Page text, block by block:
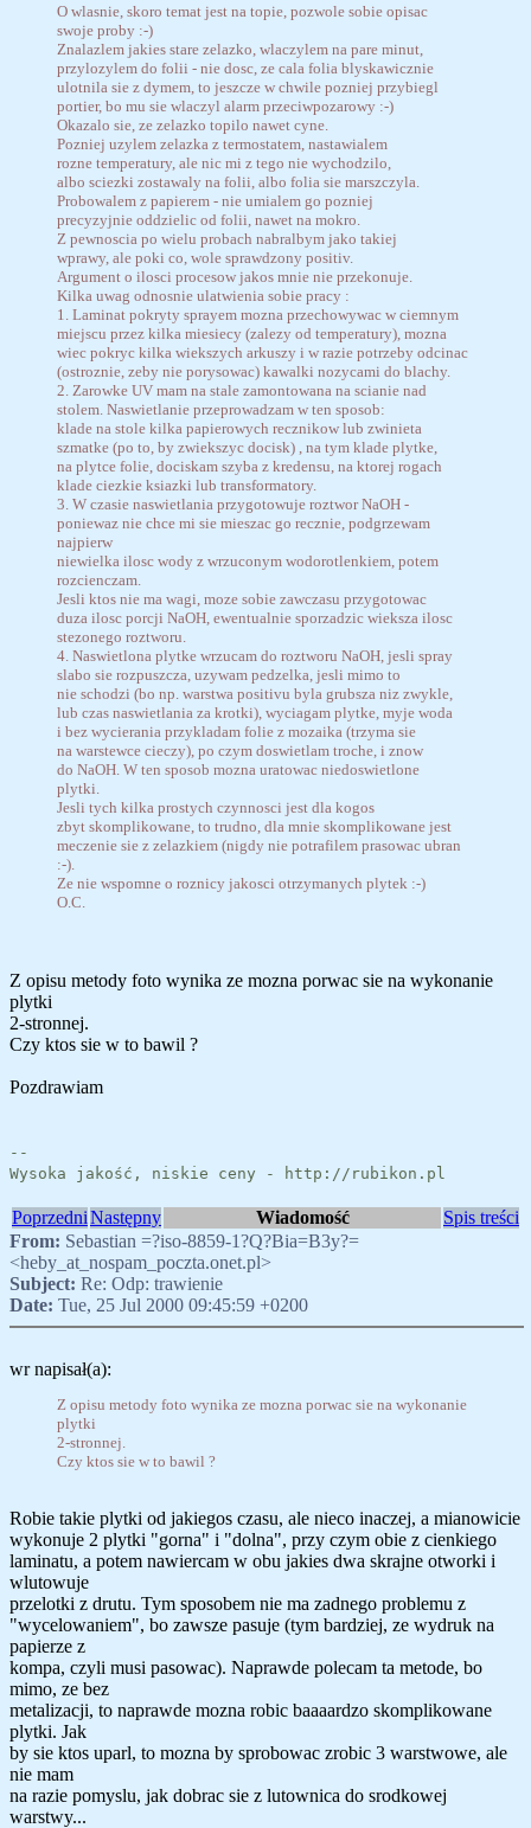
O wlasnie, skoro temat jest na topie, pozwole sobie opisac
swoje proby :-)
Znalazlem jakies stare zelazko, wlaczylem na pare minut,
przylozylem do folii - nie dosc, ze cala folia blyskawicznie
ulotnila sie z dymem, to jeszcze w chwile pozniej przybiegl
portier, bo mu sie wlaczyl alarm przeciwpozarowy :-)
Okazalo sie, ze zelazko topilo nawet cyne.
Pozniej uzylem zelazka z termostatem, nastawialem
rozne temperatury, ale nic mi z tego nie wychodzilo,
albo sciezki zostawaly na folii, albo folia sie marszczyla.
Probowalem z papierem - nie umialem go pozniej
precyzyjnie oddzielic od folii, nawet na mokro.
Z pewnoscia po wielu probach nabralbym jako takiej
wprawy, ale poki co, wole sprawdzony positiv.
Argument o ilosci procesow jakos mnie nie przekonuje.
Kilka uwag odnosnie ulatwienia sobie pracy :
1. Laminat pokryty sprayem mozna przechowywac w ciemnym
miejscu przez kilka miesiecy (zalezy od temperatury), mozna
wiec pokryc kilka wiekszych arkuszy i w razie potrzeby odcinac
(ostroznie, zeby nie porysowac) kawalki nozycami do blachy.
2. Zarowke UV mam na stale zamontowana na scianie nad
stolem. Naswietlanie przeprowadzam w ten sposob:
klade na stole kilka papierowych recznikow lub zwinieta
szmatke (po to, by zwiekszyc docisk) , na tym klade plytke,
na plytce folie, dociskam szyba z kredensu, na ktorej rogach
klade ciezkie ksiazki lub transformatory.
3. W czasie naswietlania przygotowuje roztwor NaOH -
poniewaz nie chce mi sie mieszac go recznie, podgrzewam
najpierw
niewielka ilosc wody z wrzuconym wodorotlenkiem, potem
rozcienczam.
Jesli ktos nie ma wagi, moze sobie zawczasu przygotowac
duza ilosc porcji NaOH, ewentualnie sporzadzic wieksza ilosc
stezonego roztworu.
4. Naswietlona plytke wrzucam do roztworu NaOH, jesli spray
slabo sie rozpuszcza, uzywam pedzelka, jesli mimo to
nie schodzi (bo np. warstwa positivu byla grubsza niz zwykle,
lub czas naswietlania za krotki), wyciagam plytke, myje woda
i bez wycierania przykladam folie z mozaika (trzyma sie
na warstewce cieczy), po czym doswietlam troche, i znow
do NaOH. W ten sposob mozna uratowac niedoswietlone
plytki.
Jesli tych kilka prostych czynnosci jest dla kogos
zbyt skomplikowane, to trudno, dla mnie skomplikowane jest
meczenie sie z zelazkiem (nigdy nie potrafilem prasowac ubran
:-).
Ze nie wspomne o roznicy jakosci otrzymanych plytek :-)
O.C.
Z opisu metody foto wynika ze mozna porwac sie na wykonanie
plytki
2-stronnej.
Czy ktos sie w to bawil ?
Pozdrawiam
--
Wysoka jakość, niskie ceny - http://rubikon.pl
PoprzedniNastępny Wiadomość
Spis treści
From: Sebastian =?iso-8859-1?Q?Bia=B3y?=
<heby_at_nospam_poczta.onet.pl>
Subject: Re: Odp: trawienie
Date: Tue, 25 Jul 2000 09:45:59 +0200
wr napisał(a):
Z opisu metody foto wynika ze mozna porwac sie na wykonanie
plytki
2-stronnej.
Czy ktos sie w to bawil ?
Robie takie plytki od jakiegos czasu, ale nieco inaczej, a mianowicie
wykonuje 2 plytki "gorna" i "dolna", przy czym obie z cienkiego
laminatu, a potem nawiercam w obu jakies dwa skrajne otworki i
wlutowuje
przelotki z drutu. Tym sposobem nie ma zadnego problemu z
"wycelowaniem", bo zawsze pasuje (tym bardziej, ze wydruk na
papierze z
kompa, czyli musi pasowac). Naprawde polecam ta metode, bo
mimo, ze bez
metalizacji, to naprawde mozna robic baaaardzo skomplikowane
plytki. Jak
by sie ktos uparl, to mozna by sprobowac zrobic 3 warstwowe, ale
nie mam
na razie pomyslu, jak dobrac sie z lutownica do srodkowej
warstwy...